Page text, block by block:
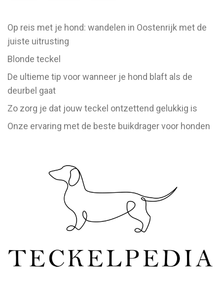
Op reis met je hond: wandelen in Oostenrijk met de
juiste uitrusting
Blonde teckel
De ultieme tip voor wanneer je hond blaft als de
deurbel gaat
Zo zorg je dat jouw teckel ontzettend gelukkig is
Onze ervaring met de beste buikdrager voor honden